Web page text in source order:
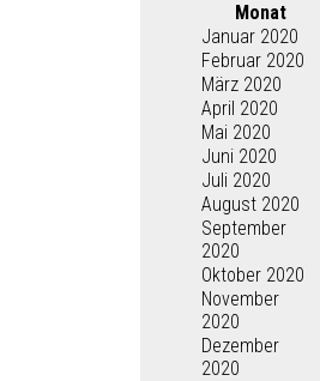
Monat
Januar 2020
Februar 2020
März 2020
April 2020
Mai 2020
Juni 2020
Juli 2020
August 2020
September
2020
Oktober 2020
November
2020
Dezember
2020